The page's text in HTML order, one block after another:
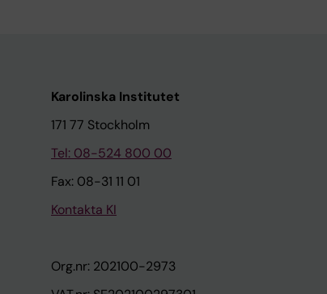
Karolinska Institutet
171 77 Stockholm
Tel: 08-524 800 00
Fax: 08-31 11 01
Kontakta KI
Org.nr: 202100-2973